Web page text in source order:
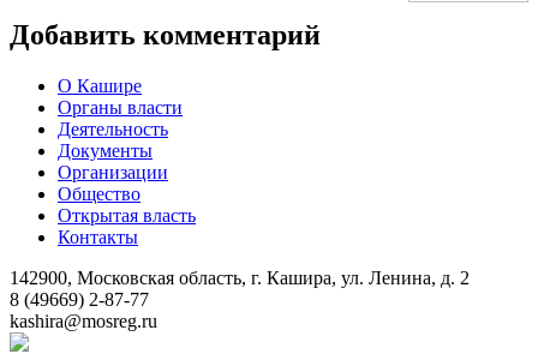
Добавить комментарий
О Кашире
Органы власти
Деятельность
Документы
Организации
Общество
Открытая власть
Контакты
142900, Московская область, г. Кашира, ул. Ленина, д. 2
8 (49669) 2-87-77
kashira@mosreg.ru